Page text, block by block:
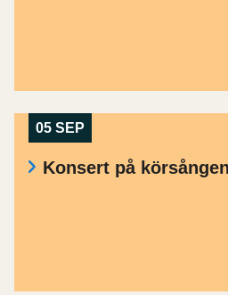
05 SEP
Konsert på